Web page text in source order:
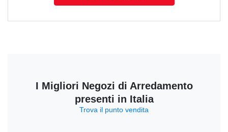
I Migliori Negozi di Arredamento
presenti in Italia
Trova il punto vendita